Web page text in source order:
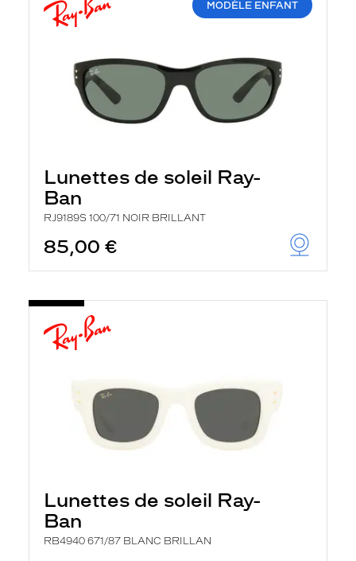
MODÈLE ENFANT
Lunettes de soleil Ray-
Ban
RJ9189S 100/71 NOIR BRILLANT
85,00 €
Lunettes de soleil Ray-
Ban
RB4940 671/87 BLANC BRILLAN